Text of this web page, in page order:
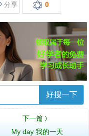
分享 0
好搜一下
下一篇 〉
My day 我的一天